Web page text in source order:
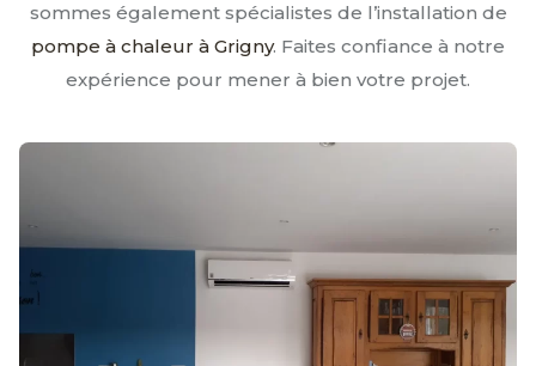
sommes également spécialistes de l’installation de
pompe à chaleur à Grigny. Faites confiance à notre
expérience pour mener à bien votre projet.